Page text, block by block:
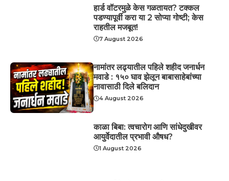
हार्ड वॉटरमुळे केस गळतायत? टक्कल
पडण्यापूर्वी करा या 2 सोप्या गोष्टी; केस
राहतील मजबूत!
7 August 2026
नामांतर लढ्यातील पहिले शहीद जनार्धन
मवाडे : १५० घाव झेलून बाबासाहेबांच्या
नावासाठी दिले बलिदान
4 August 2026
काळा बिबा: त्वचारोग आणि सांधेदुखीवर
आयुर्वेदातील प्रभावी औषध?
1 August 2026